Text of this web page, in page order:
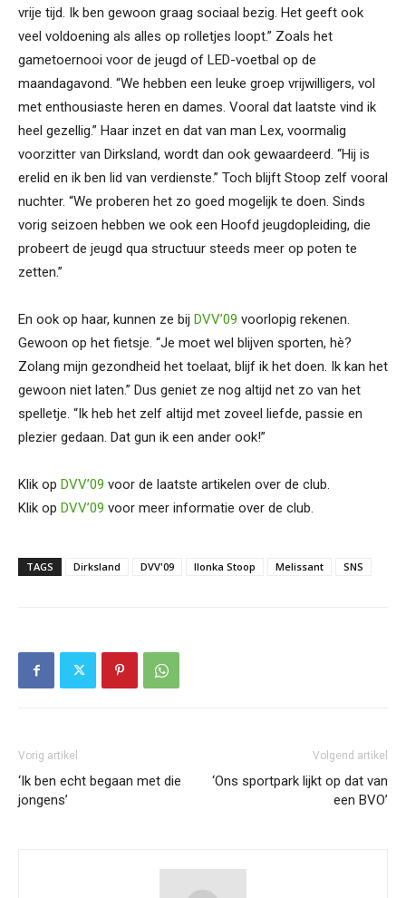
vrije tijd. Ik ben gewoon graag sociaal bezig. Het geeft ook
veel voldoening als alles op rolletjes loopt.” Zoals het
gametoernooi voor de jeugd of LED-voetbal op de
maandagavond. “We hebben een leuke groep vrijwilligers, vol
met enthousiaste heren en dames. Vooral dat laatste vind ik
heel gezellig.” Haar inzet en dat van man Lex, voormalig
voorzitter van Dirksland, wordt dan ook gewaardeerd. “Hij is
erelid en ik ben lid van verdienste.” Toch blijft Stoop zelf vooral
nuchter. “We proberen het zo goed mogelijk te doen. Sinds
vorig seizoen hebben we ook een Hoofd jeugdopleiding, die
probeert de jeugd qua structuur steeds meer op poten te
zetten.”
En ook op haar, kunnen ze bij DVV’09 voorlopig rekenen.
Gewoon op het fietsje. “Je moet wel blijven sporten, hè?
Zolang mijn gezondheid het toelaat, blijf ik het doen. Ik kan het
gewoon niet laten.” Dus geniet ze nog altijd net zo van het
spelletje. “Ik heb het zelf altijd met zoveel liefde, passie en
plezier gedaan. Dat gun ik een ander ook!”
Klik op DVV’09 voor de laatste artikelen over de club.
Klik op DVV’09 voor meer informatie over de club.
TAGS Dirksland DVV'09 Ilonka Stoop Melissant SNS
Vorig artikel
‘Ik ben echt begaan met die
jongens’
Volgend artikel
‘Ons sportpark lijkt op dat van
een BVO’